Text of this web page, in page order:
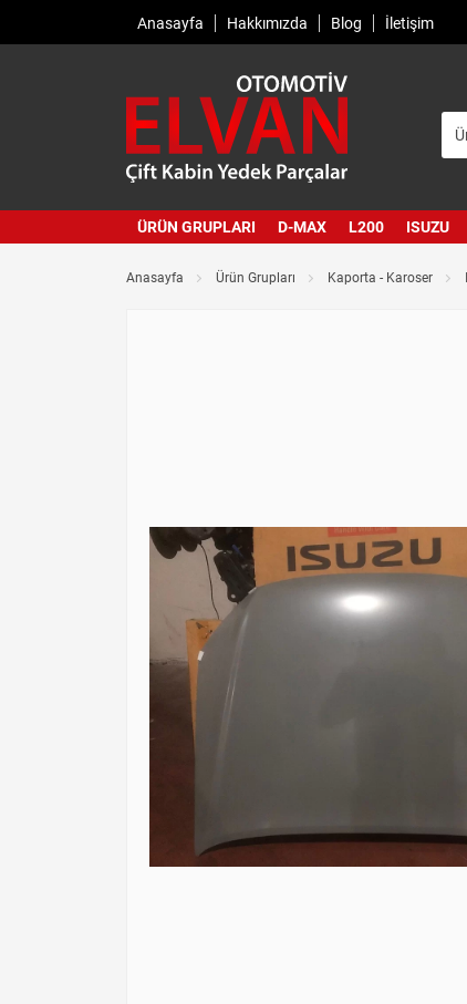
Anasayfa Hakkımızda Blog İletişim
ÜRÜN GRUPLARI D-MAX L200 ISUZU
Anasayfa Ürün Grupları Kaporta - Karoser